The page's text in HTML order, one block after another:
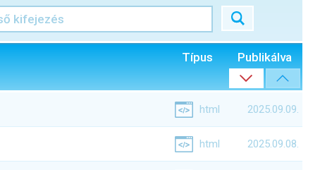
Típus Publikálva
html 2025.09.09.
html 2025.09.08.